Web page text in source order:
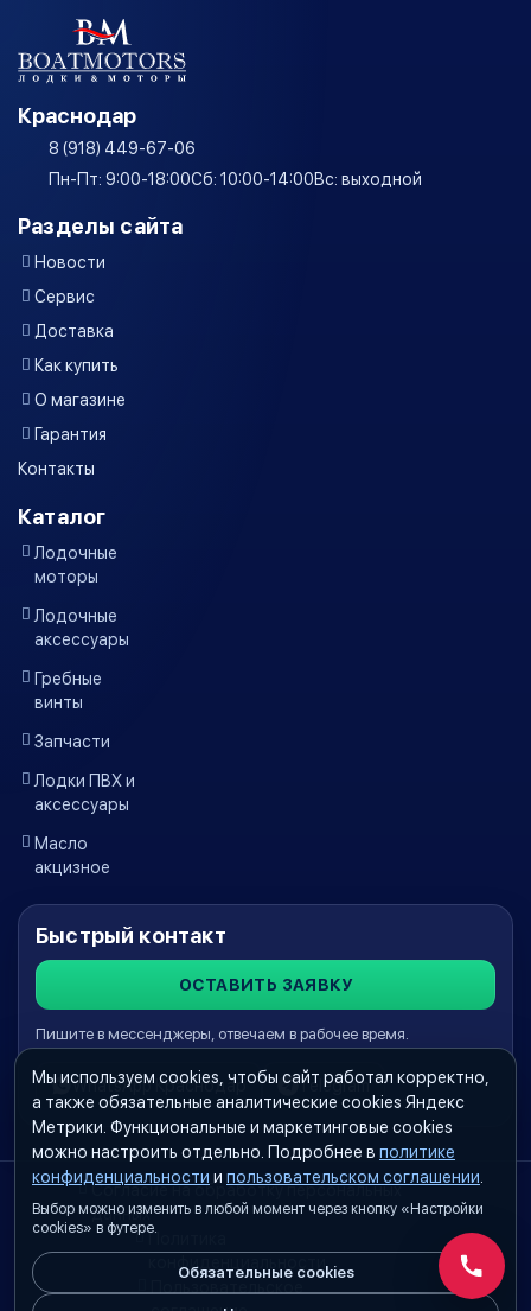
Краснодар
8 (918) 449-67-06
Пн-Пт: 9:00-18:00Сб: 10:00-14:00Вс: выходной
Разделы сайта
Новости
Сервис
Доставка
Как купить
О магазине
Гарантия
Контакты
Каталог
Лодочные
моторы
Лодочные
аксессуары
Гребные
винты
Запчасти
Лодки ПВХ и
аксессуары
Масло
акцизное
Быстрый контакт
ОСТАВИТЬ ЗАЯВКУ
Пишите в мессенджеры, отвечаем в рабочее время.
WhatsApp Краснодар Telegram
Согласие на обработку персональных
данных
Политика
конфиденциальности
Мы используем cookies, чтобы сайт работал корректно,
а также обязательные аналитические cookies Яндекс
Метрики. Функциональные и маркетинговые cookies
можно настроить отдельно. Подробнее в политике
конфиденциальности и пользовательском соглашении
Выбор можно изменить в любой момент через кнопку «Настройки
cookies» в футере.
Обязательные cookies